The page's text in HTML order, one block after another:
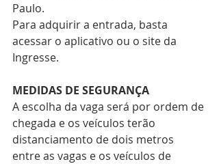
Paulo.
Para adquirir a entrada, basta
acessar o aplicativo ou o site da
Ingresse.
MEDIDAS DE SEGURANÇA
A escolha da vaga será por ordem de
chegada e os veículos terão
distanciamento de dois metros
entre as vagas e os veículos de